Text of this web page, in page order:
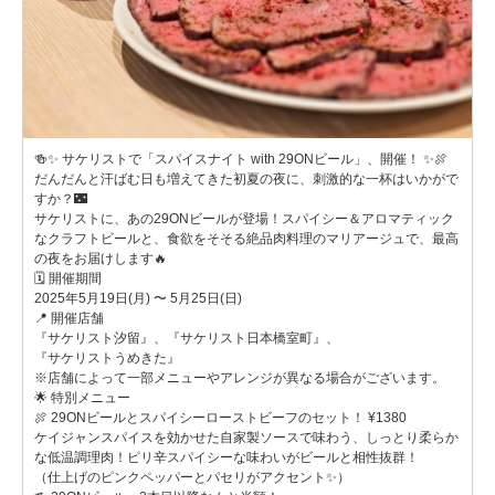
🍻✨ サケリストで「スパイスナイト with 29ONビール」、開催！ ✨🍖
だんだんと汗ばむ日も増えてきた初夏の夜に、刺激的な一杯はいかがで
すか？🌃
サケリストに、あの29ONビールが登場！スパイシー＆アロマティック
なクラフトビールと、食欲をそそる絶品肉料理のマリアージュで、最高
の夜をお届けします🔥
🗓️ 開催期間
2025年5月19日(月) 〜 5月25日(日)
📍 開催店舗
『サケリスト汐留』、『サケリスト日本橋室町』、
『サケリストうめきた』
※店舗によって一部メニューやアレンジが異なる場合がございます。
🌟 特別メニュー
🍖 29ONビールとスパイシーローストビーフのセット！ ¥1380
ケイジャンスパイスを効かせた自家製ソースで味わう、しっとり柔らか
な低温調理肉！ピリ辛スパイシーな味わいがビールと相性抜群！
（仕上げのピンクペッパーとパセリがアクセント✨）